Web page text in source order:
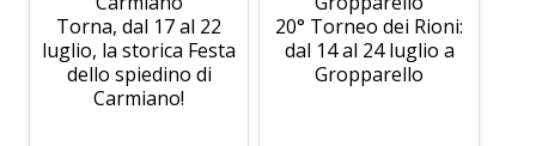
Torna, dal 17 al 22
luglio, la storica Festa
dello spiedino di
Carmiano!
20° Torneo dei Rioni:
dal 14 al 24 luglio a
Gropparello